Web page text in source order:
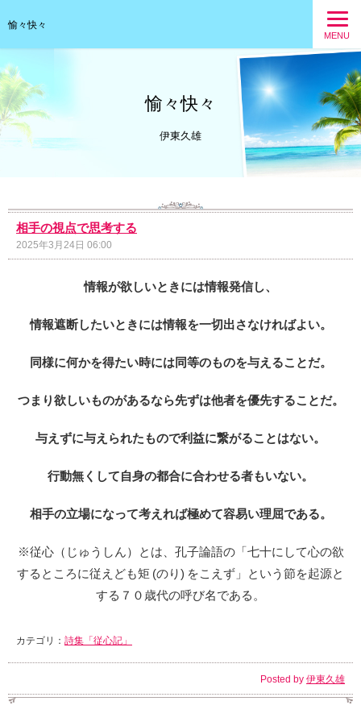
愉々快々
MENU
愉々快々
伊東久雄
相手の視点で思考する
2025年3月24日 06:00
情報が欲しいときには情報発信し、
情報遮断したいときには情報を一切出さなければよい。
同様に何かを得たい時には同等のものを与えることだ。
つまり欲しいものがあるなら先ずは他者を優先することだ。
与えずに与えられたもので利益に繋がることはない。
行動無くして自身の都合に合わせる者もいない。
相手の立場になって考えれば極めて容易い理屈である。
※従心（じゅうしん）とは、孔子論語の「七十にして心の欲
するところに従えども矩 (のり) をこえず」という節を起源と
する７０歳代の呼び名である。
カテゴリ： 詩集「従心記」
Posted by 伊東久雄